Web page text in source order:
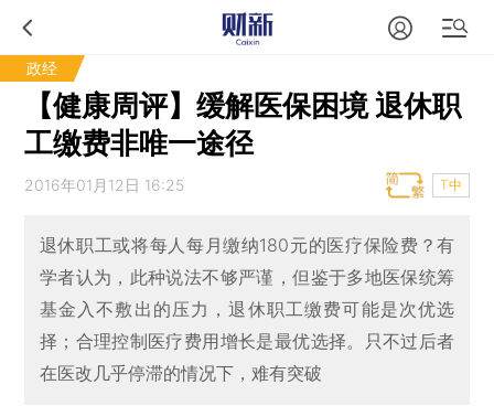
政经
【健康周评】缓解医保困境 退休职
工缴费非唯一途径
2016年01月12日 16:25 T中
退休职工或将每人每月缴纳180元的医疗保险费？有
学者认为，此种说法不够严谨，但鉴于多地医保统筹
基金入不敷出的压力，退休职工缴费可能是次优选
择；合理控制医疗费用增长是最优选择。只不过后者
在医改几乎停滞的情况下，难有突破